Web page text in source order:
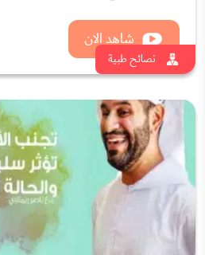
نصائح طبية
الأطعمة التي تؤثر سلباً على
مزاجك" مع ناصر الريامي
شاهد الان